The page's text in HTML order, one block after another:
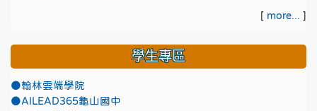
[ more... ]
學生專區
●翰林雲端學院
●AILEAD365龜山國中